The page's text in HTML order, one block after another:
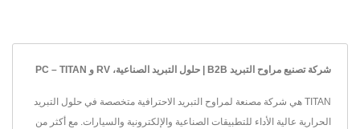
شركة تصنيع مراوح التبريد B2B | حلول التبريد الصناعية، RV و PC – TITAN
TITAN هي شركة مصنعة لمراوح التبريد الاحترافية متخصصة في حلول التبريد
الحرارية عالية الأداء للتطبيقات الصناعية والإلكترونية والسيارات. مع أكثر من